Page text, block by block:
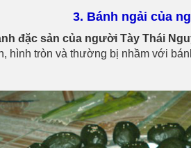
3. Bánh ngải của
đặc sản của người Tày Thái
hình tròn và thường bị nhầm với